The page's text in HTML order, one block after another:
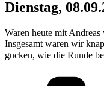
Dienstag,
Waren heute mit
Insgesamt waren wir
gucken, wie die Runde